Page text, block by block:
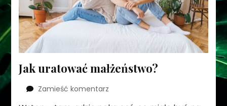
Jak uratować małżeństwo?
Zamieść komentarz